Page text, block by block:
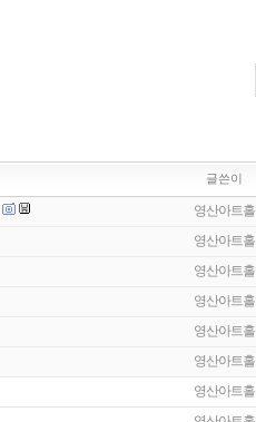
글쓴이
영산아트홀
영산아트홀
영산아트홀
영산아트홀
영산아트홀
영산아트홀
영산아트홀